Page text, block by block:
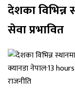
देशका विभिन्न
सेवा प्रभावित
क्यानडा नेपाल·13
राजनीति